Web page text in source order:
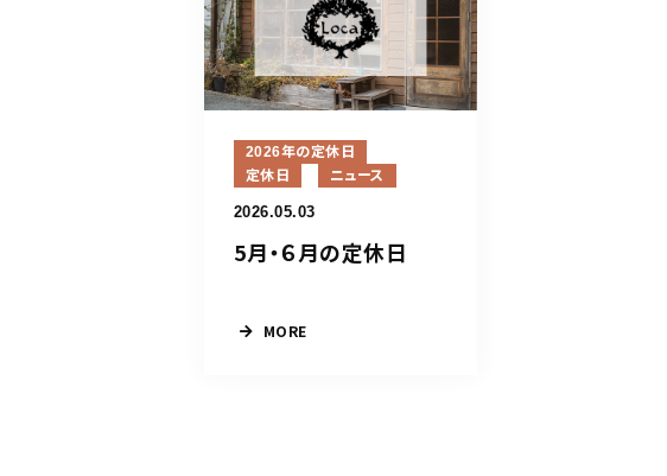
2026年の定休日
定休日
ニュース
2026.05.03
5月・６月の定休日
MORE